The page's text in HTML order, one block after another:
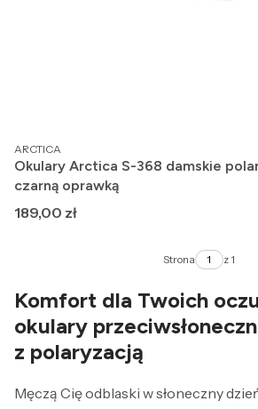
PRODUCENT
ARCTICA
Okulary Arctica S-368 damskie
czarną oprawką
Cena
189,00 zł
Strona z 1
Komfort dla Twoich
okulary
z polaryzacją
Męczą Cię odblaski w słoneczny